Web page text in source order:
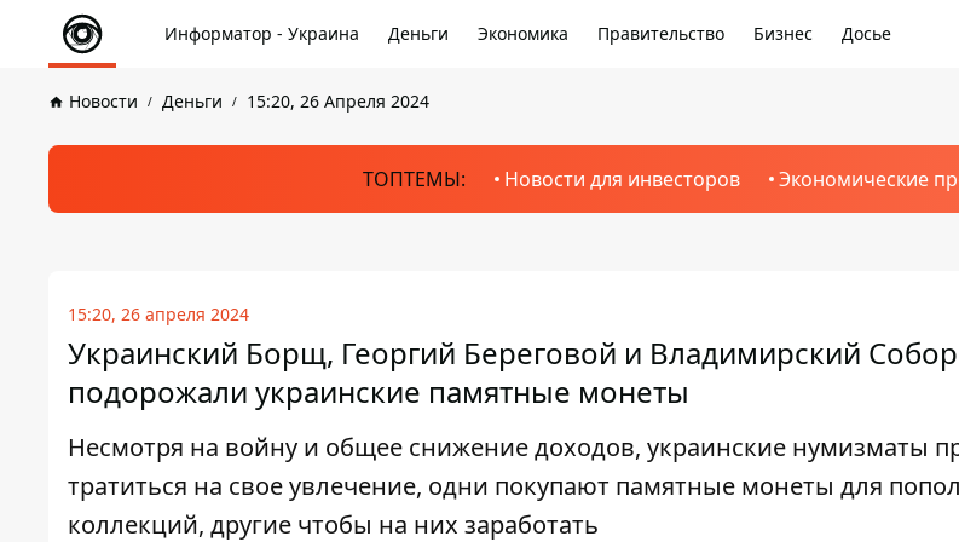
Информатор - Украина Деньги Экономика Правительство Бизнес Досье
Новости Деньги 15:20, 26 Апреля 2024
ТОПТЕМЫ: Новости для инвесторов Экономические
15:20, 26 апреля 2024
Украинский Борщ, Георгий Береговой и Владимирский
подорожали украинские памятные монеты
Несмотря на войну и общее снижение доходов, украинские нумизматы
тратиться на свое увлечение, одни покупают памятные монеты для
коллекций, другие чтобы на них заработать